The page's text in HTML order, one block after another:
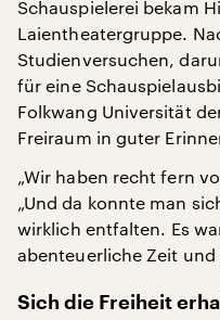
Schauspielerei bekam
Laientheatergruppe.
Studienversuchen,
für eine
Folkwang Universität
Freiraum in guter
„Wir haben recht fern
„Und da konnte man
wirklich entfalten. Es
abenteuerliche Zeit und
Sich die Freiheit